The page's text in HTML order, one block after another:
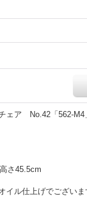
ェア No.42「562-M4
さ45.5cm
イル仕上げでございま